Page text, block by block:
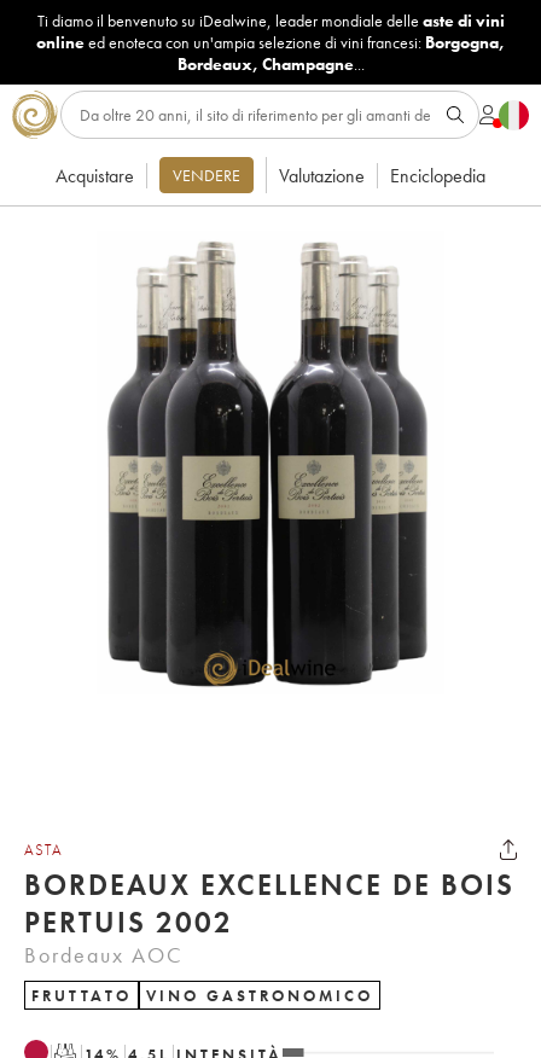
Ti diamo il benvenuto su iDealwine, leader mondiale delle aste di vini
onlineed enoteca con un'ampia selezione di vini francesi: Borgogna,
Bordeaux, Champagne...
Acquistare VENDERE Valutazione Enciclopedia
ASTA
BORDEAUX EXCELLENCE DE BOIS
PERTUIS 2002
Bordeaux AOC
FRUTTATO VINO GASTRONOMICO